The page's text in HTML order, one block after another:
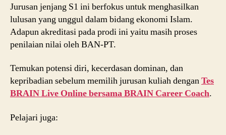
Jurusan jenjang S1 ini berfokus untuk menghasilkan
lulusan yang unggul dalam bidang ekonomi Islam.
Adapun akreditasi pada prodi ini yaitu masih proses
penilaian nilai oleh BAN-PT.
Temukan potensi diri, kecerdasan dominan, dan
kepribadian sebelum memilih jurusan kuliah denganTes
BRAIN Live Online bersama BRAIN Career Coach.
Pelajari juga: